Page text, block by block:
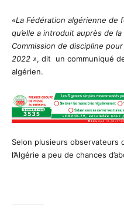
«La Fédération algérienne de
qu’elle a introduit auprès de
Commission de discipline
2022 », dit un communiqué
algérien.
Selon plusieurs
l’Algérie a peu de chances